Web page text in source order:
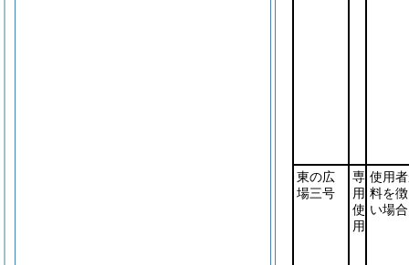
東の広
場三号
専
用
使
用
使用
料を
い場合